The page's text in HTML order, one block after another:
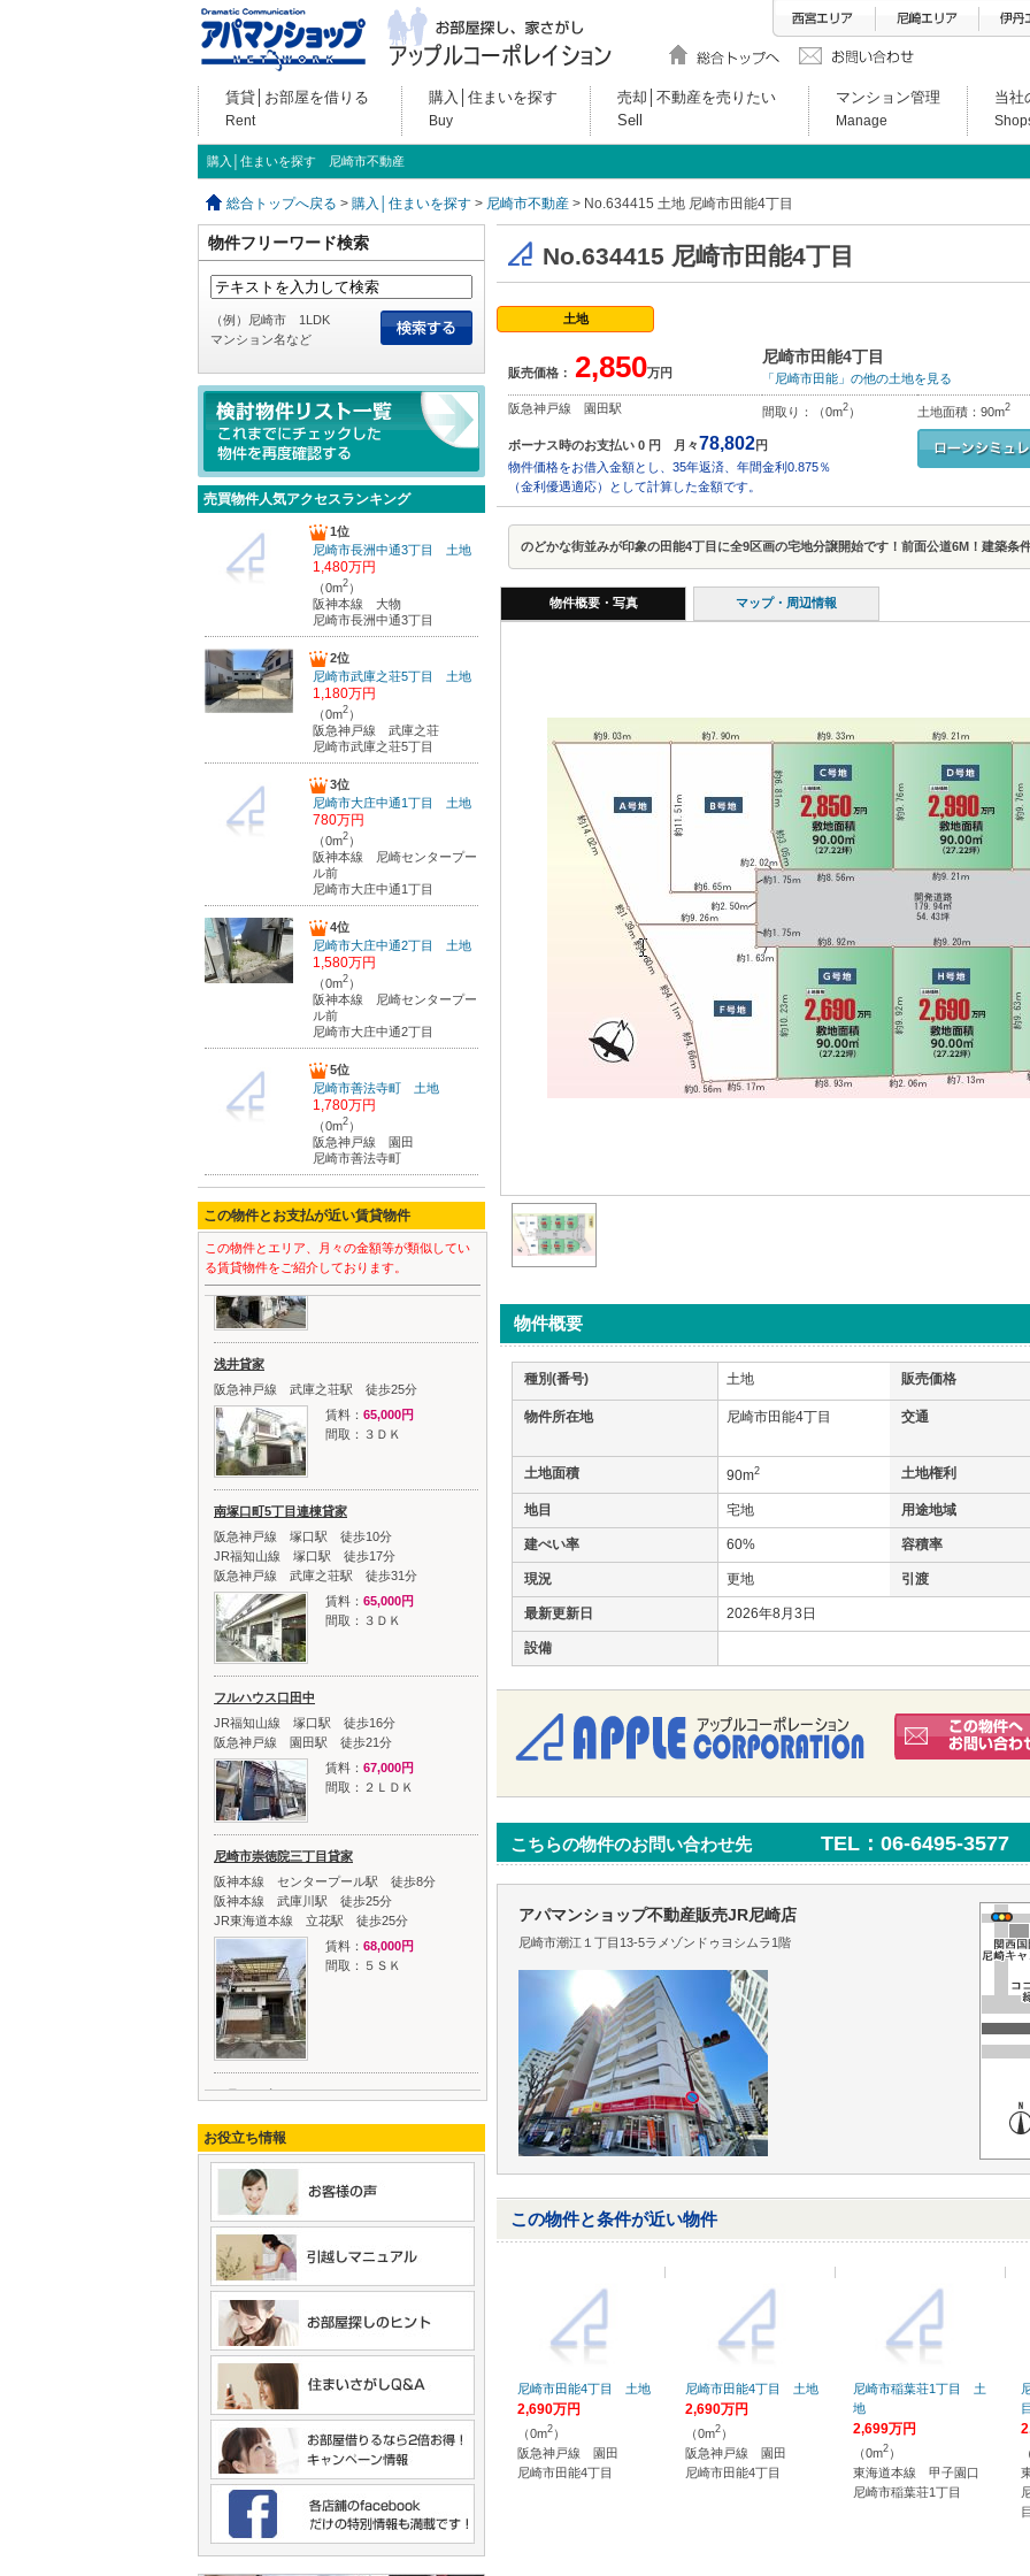
賃貸│お部屋を借りる
Rent
購入│住まいを探す
Buy
売却│不動産を売りたい
Sell
マンション管理
Manage
当社
購入│住まいを探す 尼崎市不動産
総合トップへ戻る > 購入│住まいを探す > 尼崎市不動産 > No.634415 土地 尼崎市田能4丁目
No.634415 尼崎市田能4丁目
土地
販売価格： 2,850万円
尼崎市田能4丁目
「尼崎市田能」の他の土地を見る
阪急神戸線 園田駅 間取り：（0m2 ） 土地面積：90m2
ボーナス時のお支払い 0 円 月々78,802円
物件価格をお借入金額とし、35年返済、年間金利0.875％
（金利優遇適応）として計算した金額です。
のどかな街並みが印象の田能4丁目に全9区画の宅地分譲開始です！前面公道6M！建築条
物件概要・写真 マップ・周辺情報
物件概要
種別(番号) 土地 販売価格
物件所在地 尼崎市田能4丁目 交通
土地面積 90m2 土地権利
地目 宅地 用途地域
建ぺい率 60% 容積率
現況 更地 引渡
最新更新日 2026年8月3日
設備
こちらの物件のお問い合わせ先 TEL：06-6495-3577
アパマンショップ不動産販売JR尼崎店
尼崎市潮江１丁目13-5ラメゾンドゥヨシムラ1階
この物件と条件が近い物件
尼崎市田能4丁目 土地
2,690万円
（0m2 ）
阪急神戸線 園田
尼崎市田能4丁目
尼崎市田能4丁目 土地
2,690万円
（0m2 ）
阪急神戸線 園田
尼崎市田能4丁目
尼崎市稲葉荘1丁目 土
地
2,699万円
（0m2 ）
東海道本線 甲子園口
尼崎市稲葉荘1丁目
物件フリーワード検索
（例）尼崎市 1LDK
マンション名など
売買物件人気アクセスランキング
1位
尼崎市長洲中通3丁目 土地
1,480万円
（0m2 ）
阪神本線 大物
尼崎市長洲中通3丁目
2位
尼崎市武庫之荘5丁目 土地
1,180万円
（0m2 ）
阪急神戸線 武庫之荘
尼崎市武庫之荘5丁目
3位
尼崎市大庄中通1丁目 土地
780万円
（0m2 ）
阪神本線 尼崎センタープー
ル前
尼崎市大庄中通1丁目
4位
尼崎市大庄中通2丁目 土地
1,580万円
（0m2 ）
阪神本線 尼崎センタープー
ル前
尼崎市大庄中通2丁目
5位
尼崎市善法寺町 土地
1,780万円
（0m2 ）
阪急神戸線 園田
尼崎市善法寺町
この物件とお支払が近い賃貸物件
この物件とエリア、月々の金額等が類似してい
る賃貸物件をご紹介しております。
栗山町2丁目貸家
JR東海道本線 立花駅 徒歩19分
賃料：65,000円
間取：１ＬＤＫ
阪急神戸線 武庫之荘駅 徒歩25分
賃料：
65,000円
間取：３ＤＫ
阪急神戸線 塚口駅 徒歩10分
JR福知山線 塚口駅 徒歩17分
阪急神戸線 武庫之荘駅 徒歩31分
賃料：
65,000円
間取：３ＤＫ
JR福知山線 塚口駅 徒歩16分
阪急神戸線 園田駅 徒歩21分
賃料：
67,000円
間取：２ＬＤＫ
阪神本線 センタープール駅 徒歩8分
阪神本線 武庫川駅 徒歩25分
JR東海道本線 立花駅 徒歩25分
賃料：68,000円
間取：５ＳＫ
阪急神戸線 武庫之荘駅 徒歩20分
阪急今津線 甲東園駅 徒歩34分
賃料：70,000円
加島貸家
JR東海道本線 立花駅 徒歩15分
阪神本線 出屋敷駅 徒歩15分
賃料：70,000円
御園2丁目テラスハウス
JR福知山線 塚口駅 徒歩13分
賃料：75,000円
間取：２ＬＤＫ
塚口本町7丁目戸建て
お役立ち情報